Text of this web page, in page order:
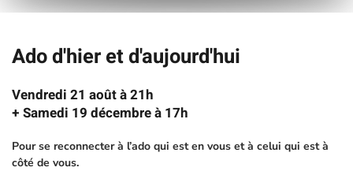
Ado d'hier et d'aujourd'hui
Vendredi 21 août à 21h
+ Samedi 19 décembre à 17h
Pour se reconnecter à l’ado qui est en vous et à celui qui est à
côté de vous.